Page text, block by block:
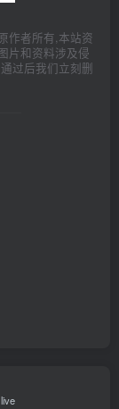
作者所有,本站资
片和资料涉及侵
过后我们立刻删